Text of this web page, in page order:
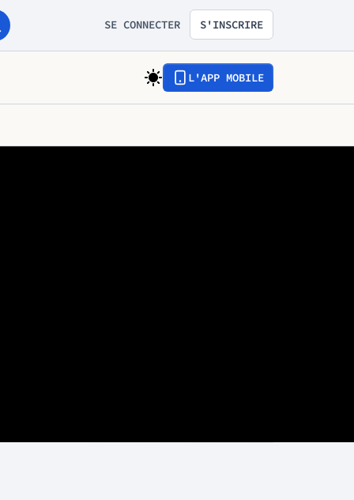
SE CONNECTER S'INSCRIRE
L'APP MOBILE